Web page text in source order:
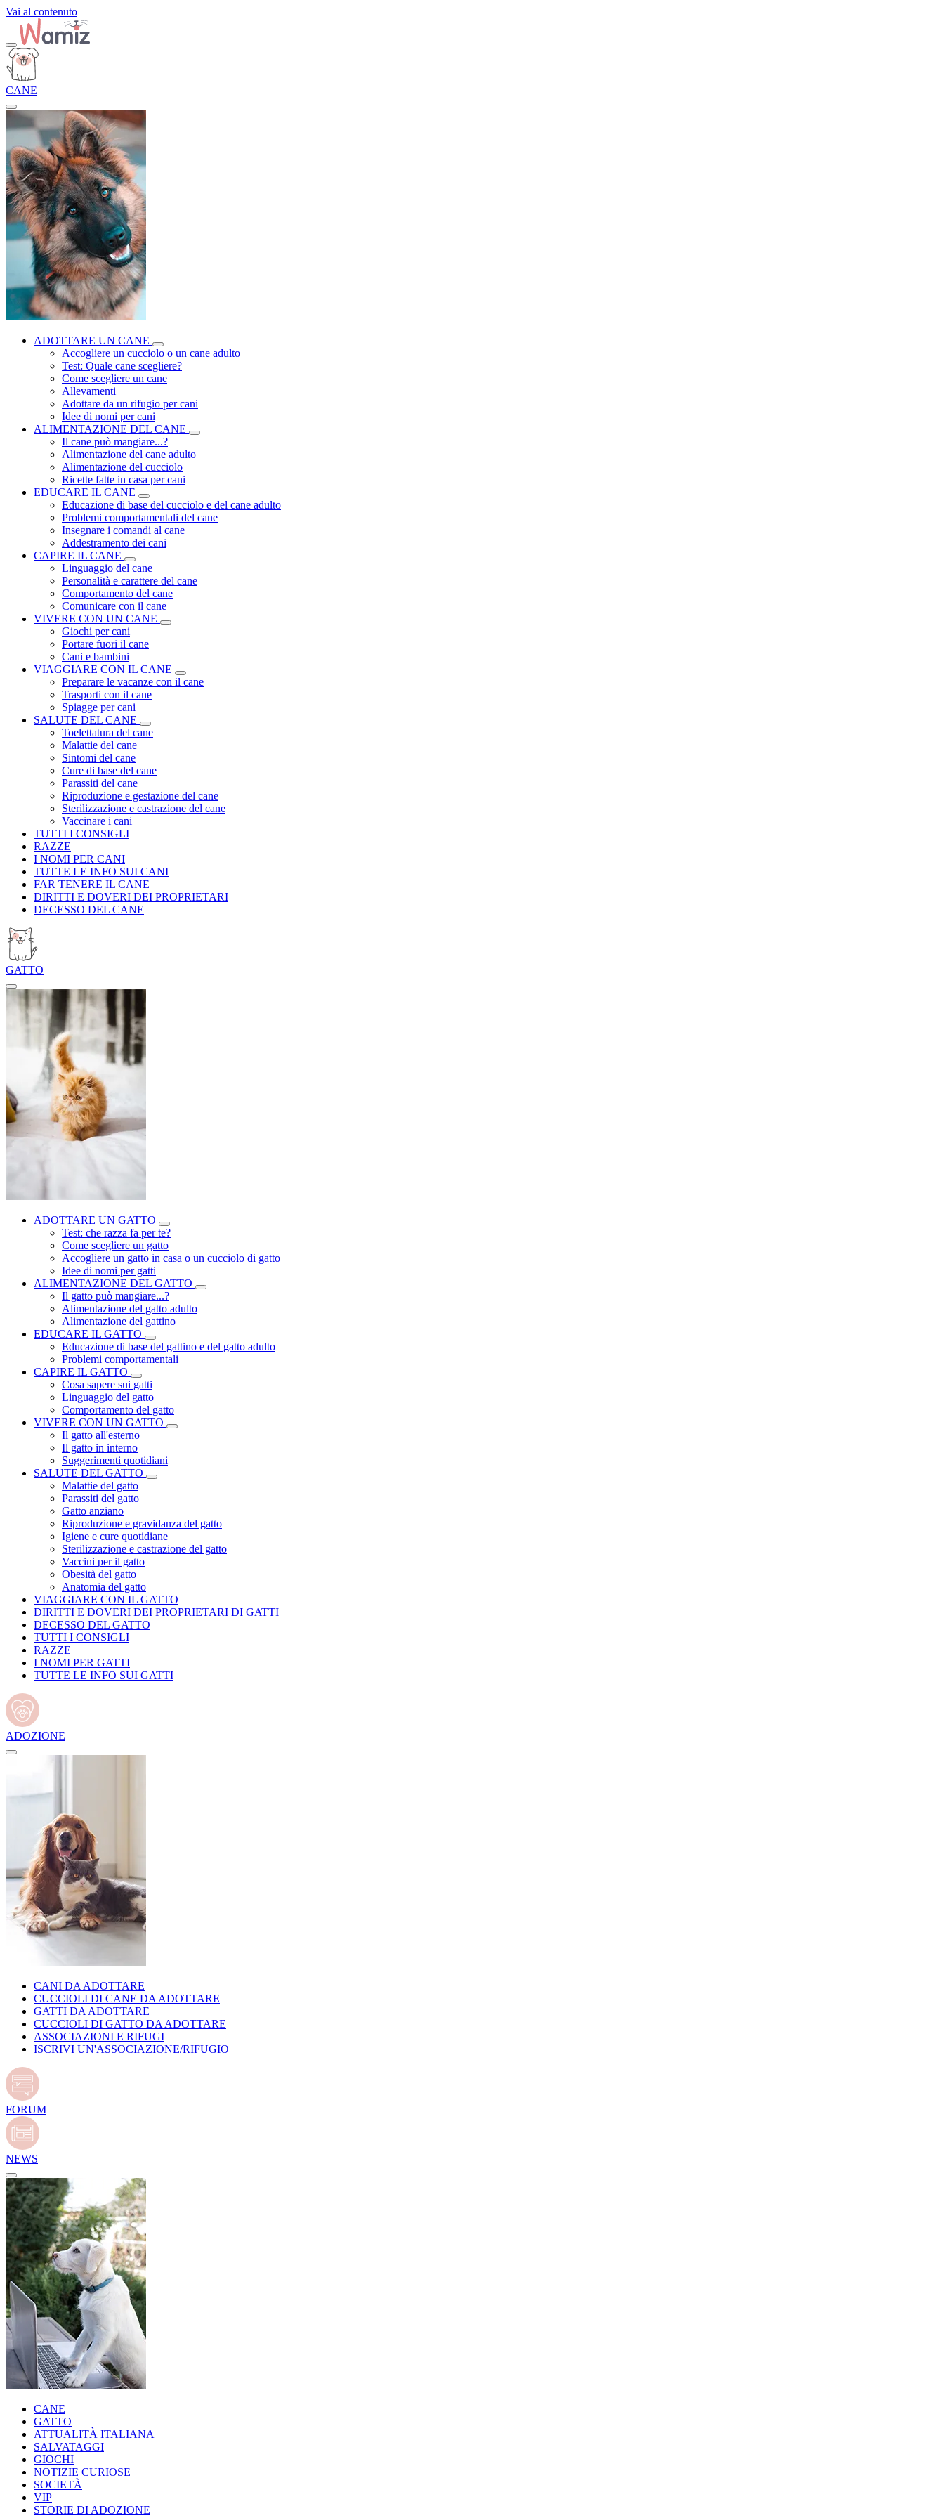
Vai al contenuto
CANE
ADOTTARE UN CANE
Accogliere un cucciolo o un cane adulto
Test: Quale cane scegliere?
Come scegliere un cane
Allevamenti
Adottare da un rifugio per cani
Idee di nomi per cani
ALIMENTAZIONE DEL CANE
Il cane può mangiare...?
Alimentazione del cane adulto
Alimentazione del cucciolo
Ricette fatte in casa per cani
EDUCARE IL CANE
Educazione di base del cucciolo e del cane adulto
Problemi comportamentali del cane
Insegnare i comandi al cane
Addestramento dei cani
CAPIRE IL CANE
Linguaggio del cane
Personalità e carattere del cane
Comportamento del cane
Comunicare con il cane
VIVERE CON UN CANE
Giochi per cani
Portare fuori il cane
Cani e bambini
VIAGGIARE CON IL CANE
Preparare le vacanze con il cane
Trasporti con il cane
Spiagge per cani
SALUTE DEL CANE
Toelettatura del cane
Malattie del cane
Sintomi del cane
Cure di base del cane
Parassiti del cane
Riproduzione e gestazione del cane
Sterilizzazione e castrazione del cane
Vaccinare i cani
TUTTI I CONSIGLI
RAZZE
I NOMI PER CANI
TUTTE LE INFO SUI CANI
FAR TENERE IL CANE
DIRITTI E DOVERI DEI PROPRIETARI
DECESSO DEL CANE
GATTO
ADOTTARE UN GATTO
Test: che razza fa per te?
Come scegliere un gatto
Accogliere un gatto in casa o un cucciolo di gatto
Idee di nomi per gatti
ALIMENTAZIONE DEL GATTO
Il gatto può mangiare...?
Alimentazione del gatto adulto
Alimentazione del gattino
EDUCARE IL GATTO
Educazione di base del gattino e del gatto adulto
Problemi comportamentali
CAPIRE IL GATTO
Cosa sapere sui gatti
Linguaggio del gatto
Comportamento del gatto
VIVERE CON UN GATTO
Il gatto all'esterno
Il gatto in interno
Suggerimenti quotidiani
SALUTE DEL GATTO
Malattie del gatto
Parassiti del gatto
Gatto anziano
Riproduzione e gravidanza del gatto
Igiene e cure quotidiane
Sterilizzazione e castrazione del gatto
Vaccini per il gatto
Obesità del gatto
Anatomia del gatto
VIAGGIARE CON IL GATTO
DIRITTI E DOVERI DEI PROPRIETARI DI GATTI
DECESSO DEL GATTO
TUTTI I CONSIGLI
RAZZE
I NOMI PER GATTI
TUTTE LE INFO SUI GATTI
ADOZIONE
CANI DA ADOTTARE
CUCCIOLI DI CANE DA ADOTTARE
GATTI DA ADOTTARE
CUCCIOLI DI GATTO DA ADOTTARE
ASSOCIAZIONI E RIFUGI
ISCRIVI UN'ASSOCIAZIONE/RIFUGIO
FORUM
NEWS
CANE
GATTO
ATTUALITÀ ITALIANA
SALVATAGGI
GIOCHI
NOTIZIE CURIOSE
SOCIETÀ
VIP
STORIE DI ADOZIONE